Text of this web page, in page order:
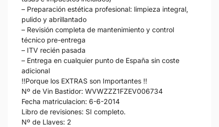
– Preparación estética profesional: limpieza integral,
pulido y abrillantado
– Revisión completa de mantenimiento y control
técnico pre-entrega
– ITV recién pasada
– Entrega en cualquier punto de España sin coste
adicional
!!Porque los EXTRAS son Importantes !!
Nº de Vin Bastidor: WVWZZZ1FZEV006734
Fecha matriculacion: 6-6-2014
Libro de revisiones: SI completo.
Nº de Llaves: 2